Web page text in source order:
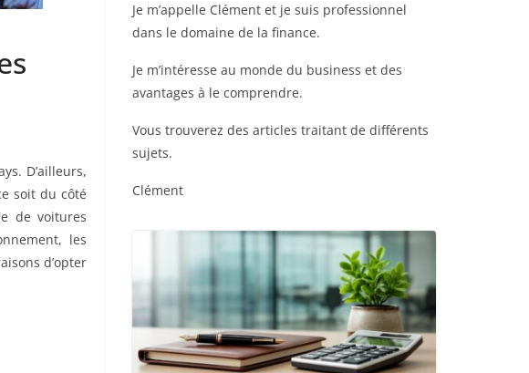
D’ailleurs,
soit du côté
de voitures
les
d’opter
Je m’appelle Clément et je suis professionnel
dans le domaine de la finance.
Je m’intéresse au monde du business et des
avantages à le comprendre.
Vous trouverez des articles traitant de différents
sujets.
Clément